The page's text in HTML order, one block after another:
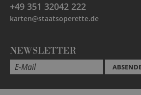
+49 351 32042 222
karten@staatsoperette.de
NEWSLETTER